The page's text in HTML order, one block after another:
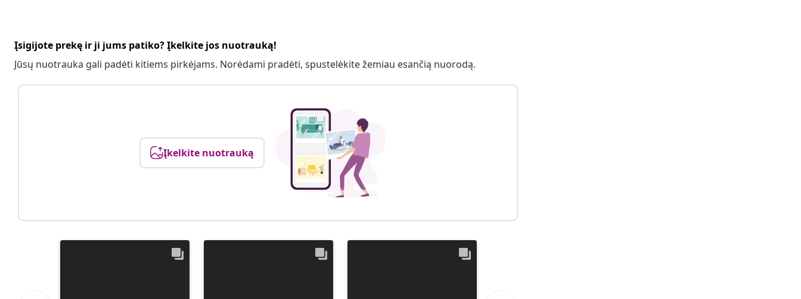
Įsigijote prekę ir ji jums patiko? Įkelkite jos nuotrauką!
Jūsų nuotrauka gali padėti kitiems pirkėjams. Norėdami pradėti, spustelėkite žemiau esančią nuorodą.
Įkelkite nuotrauką